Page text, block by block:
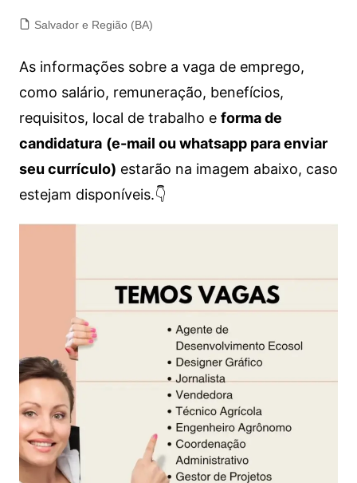
Salvador e Região (BA)
As informações sobre a vaga de emprego,
como salário, remuneração, benefícios,
requisitos, local de trabalho e forma de
candidatura (e-mail ou whatsapp para enviar
seu currículo) estarão na imagem abaixo, caso
estejam disponíveis.👇